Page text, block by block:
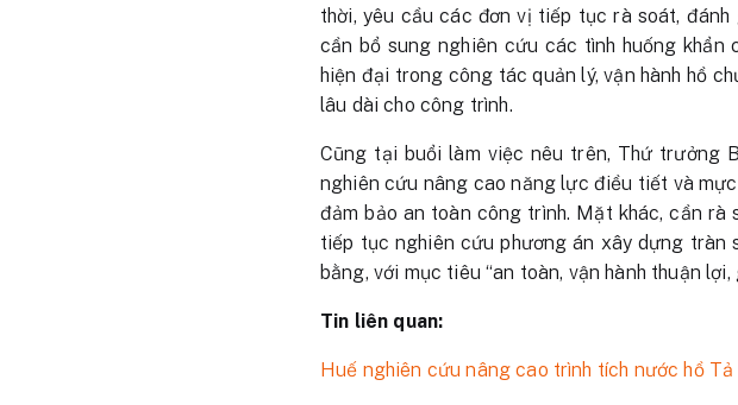
thời, yêu cầu các đơn vị tiếp tục rà soát,
cần bổ sung nghiên cứu các tình huống
hiện đại trong công tác quản lý, vận hành hồ
lâu dài cho công trình.
Cũng tại buổi làm việc nêu trên, Thứ trưởng
nghiên cứu nâng cao năng lực điều tiết và
đảm bảo an toàn công trình. Mặt khác, cần rà
tiếp tục nghiên cứu phương án xây dựng tràn
bằng, với mục tiêu “an toàn, vận hành thuận
Tin liên quan:
Huế nghiên cứu nâng cao trình tích nước hồ